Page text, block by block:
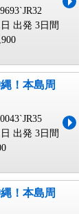
出発 3日間
！本島周
出発 3日間
！本島周